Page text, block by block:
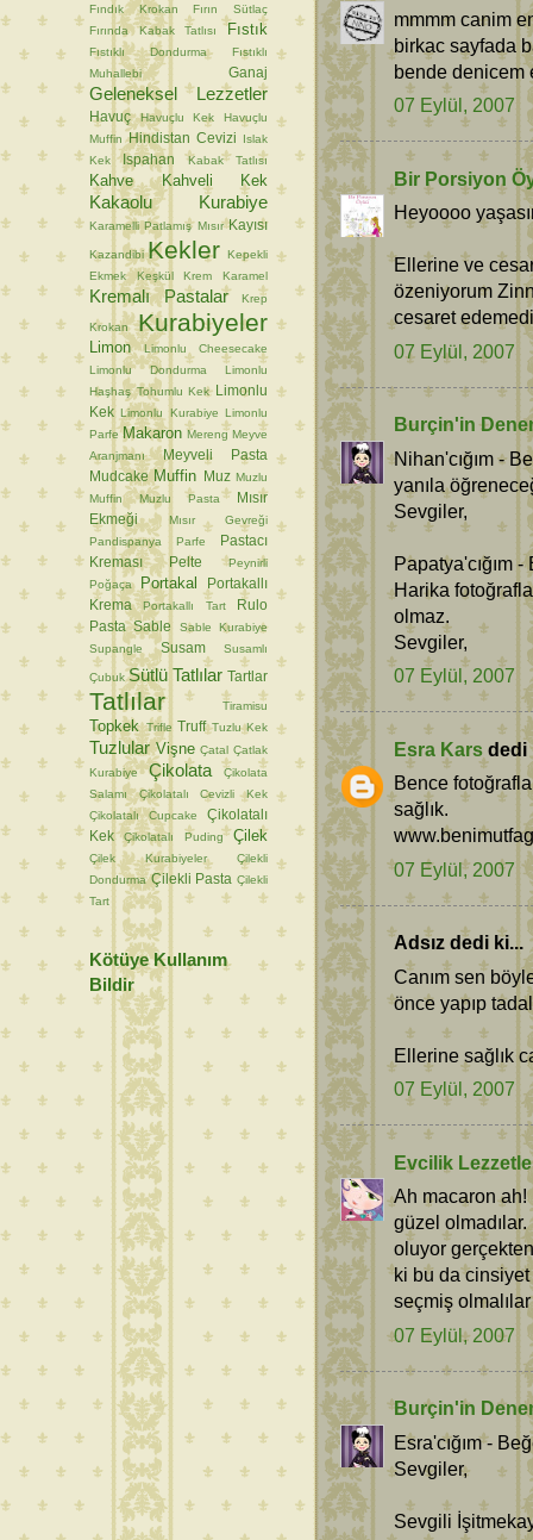
mmmm canim
birkac sayfada
bende denicem
07 Eylül, 2007
Bir Porsiyon
Heyoooo
Ellerine ve
özeniyorum
cesaret
07 Eylül, 2007
Burçin'in
Nihan'cığım -
yanıla
Sevgiler,
Papatya'cığım
Harika
olmaz.
Sevgiler,
07 Eylül, 2007
Esra Kars dedi
Bence
sağlık.
07 Eylül, 2007
Adsız dedi ki...
Canım sen
önce yapıp
Ellerine sağlık
07 Eylül, 2007
Evcilik
Ah macaron
güzel
oluyor
ki bu da cinsiyet
seçmiş
07 Eylül, 2007
Burçin'in
Esra'cığım -
Sevgiler,
Sevgili
Fındık Krokan
Fırın Sütlaç
Fırında Kabak Tatlısı
Fıstık
Fıstıklı Dondurma
Fıstıklı
Muhallebi
Ganaj
Geleneksel Lezzetler
Havuç Havuçlu Kek
Havuçlu
Muffin Hindistan Cevizi
Islak
Kek
Ispahan Kabak Tatlısı
Kahve Kahveli Kek
Kakaolu Kurabiye
Karamelli Patlamış Mısır Kayısı
Kazandibi Kekler Kepekli
Ekmek
Keşkül Krem Karamel
Kremalı Pastalar Krep
Krokan Kurabiyeler
Limon
Limonlu Cheesecake
Limonlu Dondurma
Limonlu
Haşhaş Tohumlu Kek
Limonlu
Kek Limonlu Kurabiye Limonlu
Parfe Makaron Mereng Meyve
Aranjmanı
Meyveli Pasta
Mudcake Muffin Muz Muzlu
Muffin
Muzlu Pasta
Mısır
Ekmeği
Mısır Gevreği
Pandispanya
Parfe
Pastacı
Kreması
Pelte
Peynirli
Poğaça
Portakal
Portakallı
Krema
Portakallı Tart
Rulo
Pasta Sable
Sable Kurabiye
Supangle
Susam Susamlı
Çubuk Sütlü Tatlılar Tartlar
Tatlılar Tiramisu
Topkek Trifle Truff Tuzlu Kek
Tuzlular Vişne Çatal Çatlak
Kurabiye
Çikolata
Çikolata
Salamı
Çikolatalı Cevizli Kek
Çikolatalı Cupcake
Çikolatalı
Kek
Çikolatalı Puding Çilek
Çilek Kurabiyeler
Çilekli
Dondurma Çilekli Pasta Çilekli
Tart
Kötüye Kullanım
Bildir